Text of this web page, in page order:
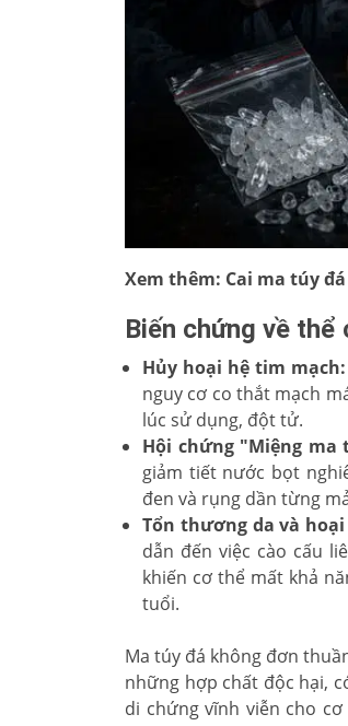
Xem thêm: Cai ma túy
Biến chứng về thể
Hủy hoại hệ tim mạch:
nguy cơ co thắt mạch
lúc sử dụng, đột tử.
Hội chứng "Miệng ma
giảm tiết nước bọt
đen và rụng dần từng
Tổn thương da và
dẫn đến việc cào cấu
khiến cơ thể mất khả
tuổi.
Ma túy đá không đơn
những hợp chất độc hại,
di chứng vĩnh viễn cho